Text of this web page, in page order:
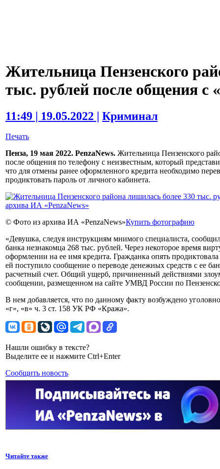
Жительница Пензенского
тыс. рублей после общения с
11:49 | 19.05.2022 | Криминал
Печать
Пенза, 19 мая 2022. PenzaNews. Жительница Пензенского
после общения по телефону с неизвестным, который
что для отмены ранее оформленного кредита необходимо
продиктовать пароль от личного кабинета.
© Фото из архива ИА «PenzaNews»Купить фотографию
«Девушка, следуя инструкциям мнимого специалиста,
банка незнакомца 268 тыс. рублей. Через некоторое время
оформлении на ее имя кредита. Гражданка опять
ей поступило сообщение о переводе денежных средств с ее
расчетный счет. Общий ущерб, причиненный действиями
сообщении, размещенном на сайте УМВД России по
В нем добавляется, что по данному факту возбуждено
«г», «в» ч. 3 ст. 158 УК РФ «Кража».
Нашли ошибку в тексте?
Выделите ее и нажмите Ctrl+Enter
Сообщить новость
Читайте также